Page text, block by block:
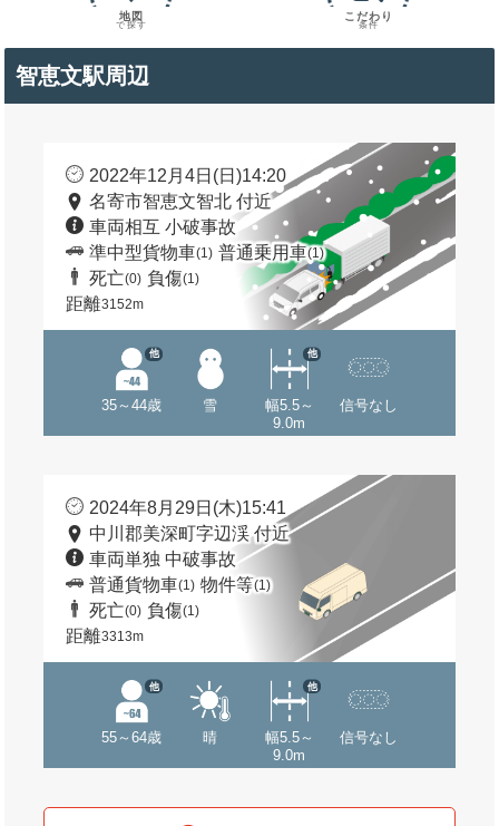
地図
で探す
こだわり
条件
智恵文駅周辺
2022年12月4日(日)14:20
名寄市智恵文智北 付近
車両相互 小破事故
準中型貨物車(1) 普通乗用車(1)
死亡(0) 負傷(1)
距離3152m
35～44歳
他
雪
幅5.5～
9.0m
他
信号なし
2024年8月29日(木)15:41
中川郡美深町字辺渓 付近
車両単独 中破事故
普通貨物車(1) 物件等(1)
死亡(0) 負傷(1)
距離3313m
55～64歳
他
晴
幅5.5～
9.0m
他
信号なし